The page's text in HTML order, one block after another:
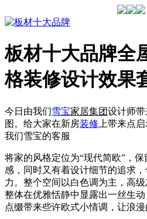
板材十大品牌全
格装修设计效果
今日由我们雪宝家居集团设计师
图。给大家在新房装修 上带来点
我们雪宝的客服
将家的风格定位为“现代简欧”，
感，同时又有着设计细节的追求
力。整个空间以白色调为主，高
整体在优雅恬静中显露出一丝生
点缀带来些许欧式小情调，让浪漫